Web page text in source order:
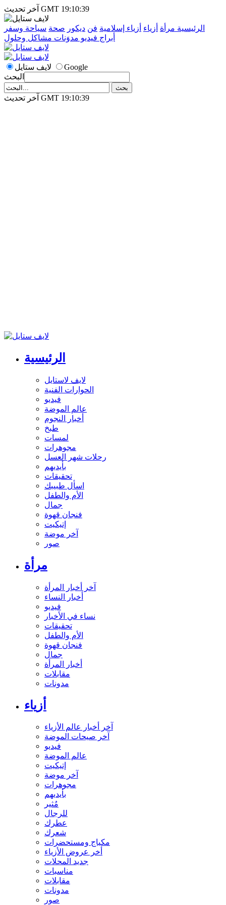
آخر تحديث GMT 19:10:39
الرئيسية مرأة أزياء أزياء إسلامية فن ديكور صحة سياحة وسفر
أبراج فيديو مدوَنات مشاكل وحلول
لايف ستايل
Google
البحث
آخر تحديث GMT 19:10:39
الرئيسية
لايف لاستايل
الحوارات الفنية
فيديو
عالم الموضة
أخبار النجوم
طبخ
لمسات
مجوهرات
رحلات شهر العسل
بأيديهم
تحقيقات
اسأل طبيبك
الأم والطفل
جمال
فنجان قهوة
إتيكيت
آخر موضة
صور
مرأة
آخر أخبار المرأة
أخبار النساء
فيديو
نساء في الأخبار
تحقيقات
الأم والطفل
فنجان قهوة
جمال
أخبار المرأة
مقابلات
مدونات
أزياء
آخر أخبار عالم الأزياء
آخر صيحات الموضة
فيديو
عالم الموضة
إتيكيت
آخر موضة
مجوهرات
بأيديهم
مُثير
للرجال
عطرك
شعرك
مكياج ومستحضرات
أخر عروض الأزياء
جديد المحلات
مناسبات
مقابلات
مدونات
صور